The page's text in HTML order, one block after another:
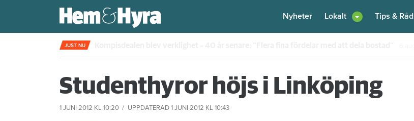
Nyheter Lokalt Tips & Råd
JUST NU
Studenthyror höjs i Linköping
1 JUNI 2012 KL 10:20 UPPDATERAD 1 JUNI 2012 KL 10:43